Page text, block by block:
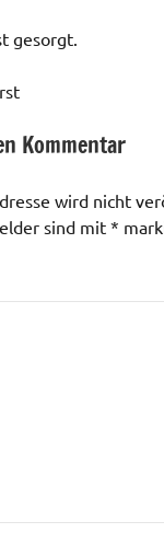
gesorgt.
Kommentar
wird nicht
sind mit *